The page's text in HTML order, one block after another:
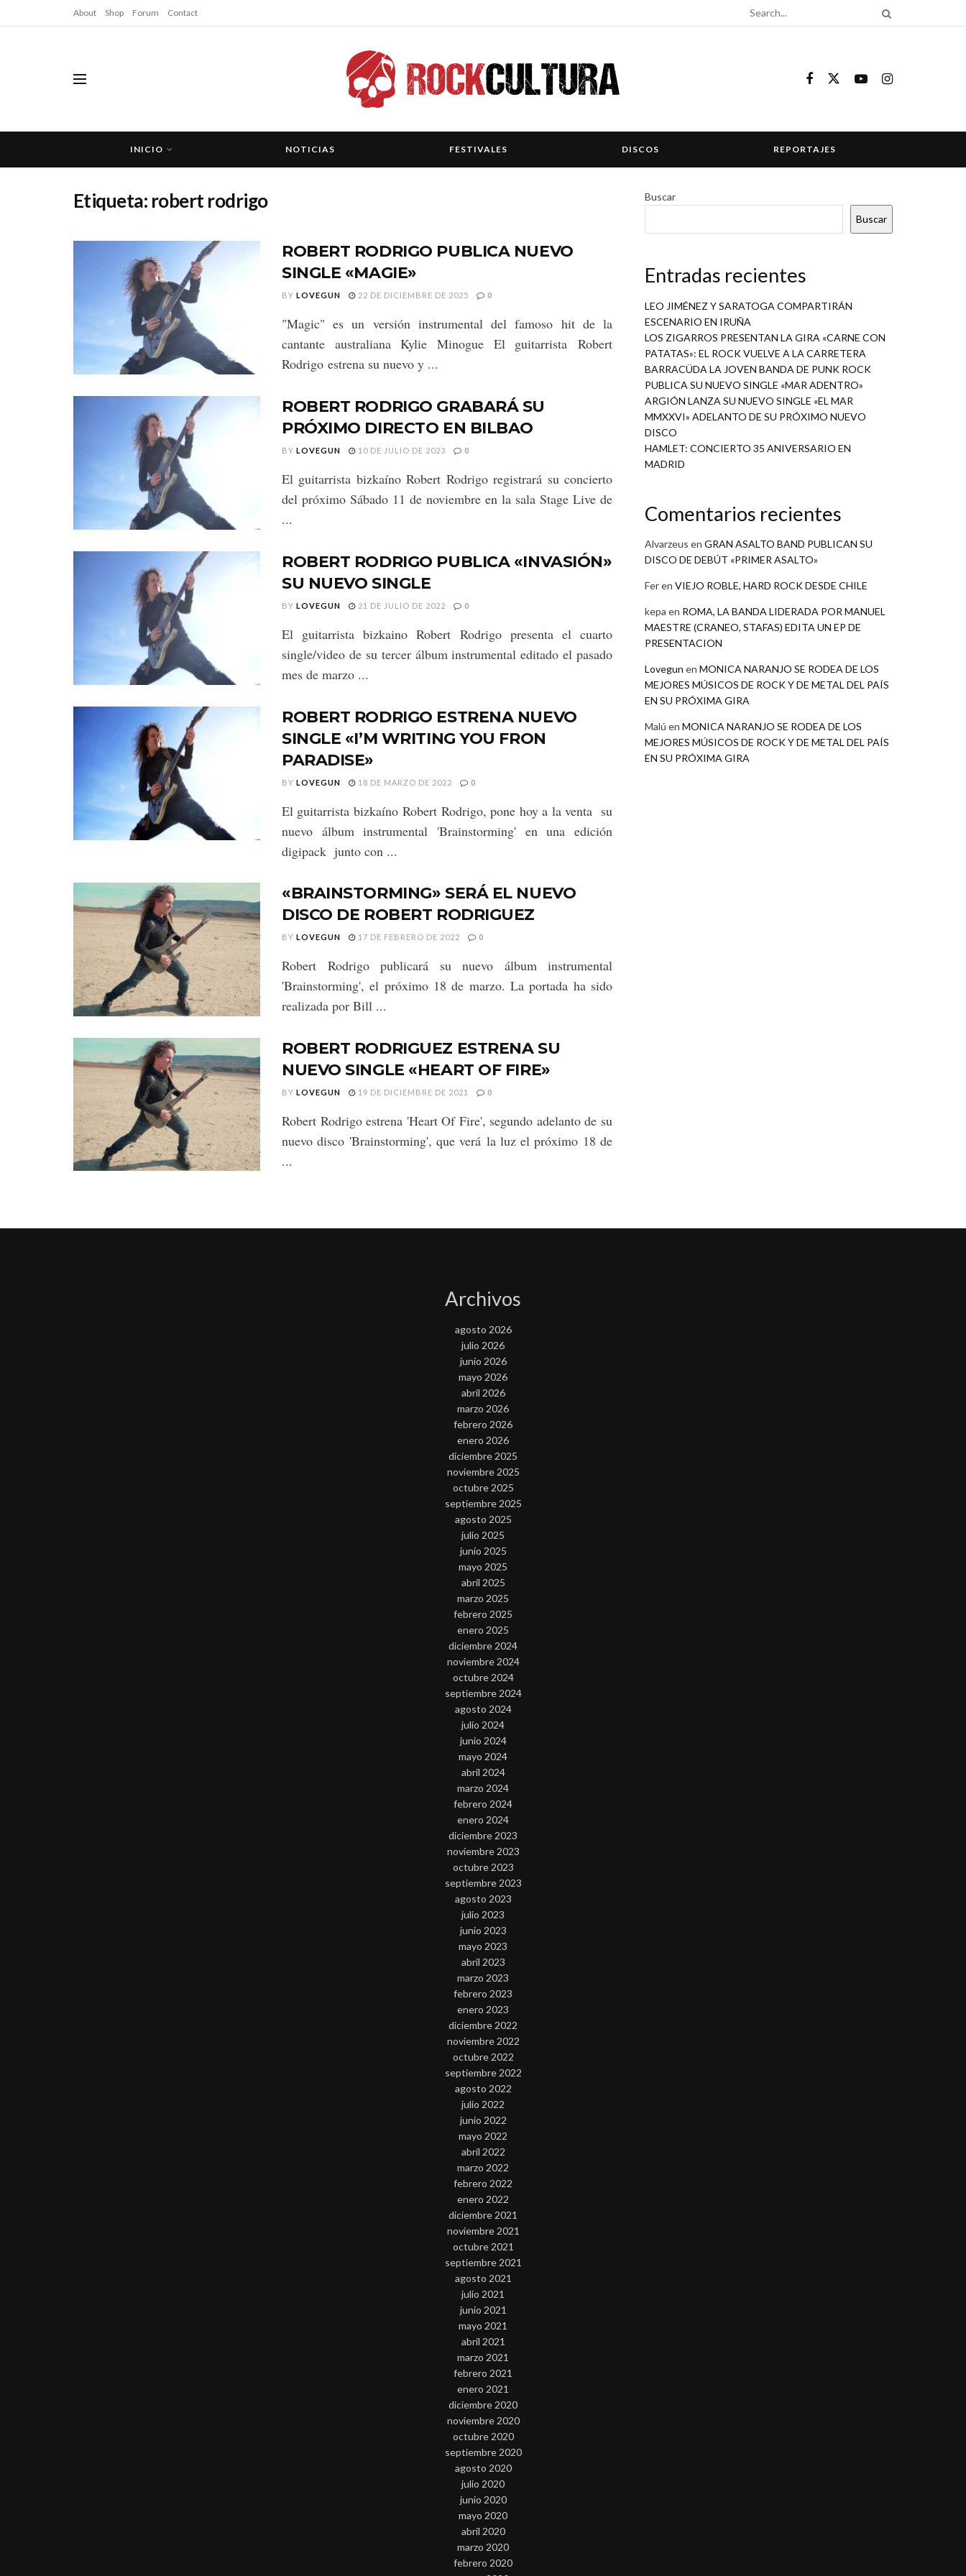
About Shop Forum Contact
INICIO NOTICIAS FESTIVALES DISCOS REPORTAJES
Etiqueta: robert rodrigo
ROBERT RODRIGO PUBLICA NUEVO
SINGLE «MAGIE»
BY LOVEGUN 22 DE DICIEMBRE DE 2025 0
"Magic" es un versión instrumental del famoso hit de la
cantante australiana Kylie Minogue El guitarrista Robert
Rodrigo estrena su nuevo y ...
ROBERT RODRIGO GRABARÁ SU
PRÓXIMO DIRECTO EN BILBAO
BY LOVEGUN 10 DE JULIO DE 2023 0
El guitarrista bizkaíno Robert Rodrigo registrará su concierto
del próximo Sábado 11 de noviembre en la sala Stage Live de
...
ROBERT RODRIGO PUBLICA «INVASIÓN»
SU NUEVO SINGLE
BY LOVEGUN 21 DE JULIO DE 2022 0
El guitarrista bizkaino Robert Rodrigo presenta el cuarto
single/video de su tercer álbum instrumental editado el pasado
mes de marzo ...
ROBERT RODRIGO ESTRENA NUEVO
SINGLE «I’M WRITING YOU FRON
PARADISE»
BY LOVEGUN 18 DE MARZO DE 2022 0
El guitarrista bizkaíno Robert Rodrigo, pone hoy a la venta su
nuevo álbum instrumental 'Brainstorming' en una edición
digipack junto con ...
«BRAINSTORMING» SERÁ EL NUEVO
DISCO DE ROBERT RODRIGUEZ
BY LOVEGUN 17 DE FEBRERO DE 2022 0
Robert Rodrigo publicará su nuevo álbum instrumental
'Brainstorming', el próximo 18 de marzo. La portada ha sido
realizada por Bill ...
ROBERT RODRIGUEZ ESTRENA SU
NUEVO SINGLE «HEART OF FIRE»
BY LOVEGUN 19 DE DICIEMBRE DE 2021 0
Robert Rodrigo estrena 'Heart Of Fire', segundo adelanto de su
nuevo disco 'Brainstorming', que verá la luz el próximo 18 de
...
Buscar
Buscar
Entradas recientes
LEO JIMÉNEZ Y SARATOGA COMPARTIRÁN
ESCENARIO EN IRUÑA
LOS ZIGARROS PRESENTAN LA GIRA «CARNE CON
PATATAS»: EL ROCK VUELVE A LA CARRETERA
BARRACÜDA LA JOVEN BANDA DE PUNK ROCK
PUBLICA SU NUEVO SINGLE «MAR ADENTRO»
ARGIÓN LANZA SU NUEVO SINGLE «EL MAR
MMXXVI» ADELANTO DE SU PRÓXIMO NUEVO
DISCO
HAMLET: CONCIERTO 35 ANIVERSARIO EN
MADRID
Comentarios recientes
Alvarzeus en GRAN ASALTO BAND PUBLICAN SU
DISCO DE DEBÚT «PRIMER ASALTO»
Feren VIEJO ROBLE, HARD ROCK DESDE CHILE
kepa en ROMA, LA BANDA LIDERADA POR MANUEL
MAESTRE (CRANEO, STAFAS) EDITA UN EP DE
PRESENTACION
Lovegun en MONICA NARANJO SE RODEA DE LOS
MEJORES MÚSICOS DE ROCK Y DE METAL DEL PAÍS
EN SU PRÓXIMA GIRA
Malú en MONICA NARANJO SE RODEA DE LOS
MEJORES MÚSICOS DE ROCK Y DE METAL DEL PAÍS
EN SU PRÓXIMA GIRA
Archivos
agosto 2026
julio 2026
junio 2026
mayo 2026
abril 2026
marzo 2026
febrero 2026
enero 2026
diciembre 2025
noviembre 2025
octubre 2025
septiembre 2025
agosto 2025
julio 2025
junio 2025
mayo 2025
abril 2025
marzo 2025
febrero 2025
enero 2025
diciembre 2024
noviembre 2024
octubre 2024
septiembre 2024
agosto 2024
julio 2024
junio 2024
mayo 2024
abril 2024
marzo 2024
febrero 2024
enero 2024
diciembre 2023
noviembre 2023
octubre 2023
septiembre 2023
agosto 2023
julio 2023
junio 2023
mayo 2023
abril 2023
marzo 2023
febrero 2023
enero 2023
diciembre 2022
noviembre 2022
octubre 2022
septiembre 2022
agosto 2022
julio 2022
junio 2022
mayo 2022
abril 2022
marzo 2022
febrero 2022
enero 2022
diciembre 2021
noviembre 2021
octubre 2021
septiembre 2021
agosto 2021
julio 2021
junio 2021
mayo 2021
abril 2021
marzo 2021
febrero 2021
enero 2021
diciembre 2020
noviembre 2020
octubre 2020
septiembre 2020
agosto 2020
julio 2020
junio 2020
mayo 2020
abril 2020
marzo 2020
febrero 2020